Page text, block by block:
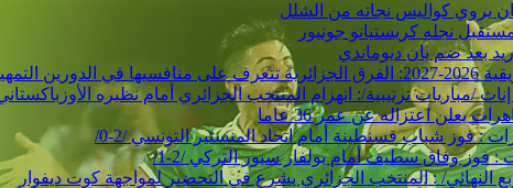
نجله كريستيانو جونيور
التمهيديين
يعلن اعتزاله عن عمر 36 عاما
: فوز شباب قسنطينة أمام اتحاد المنستير التونسي /2-0/
: فوز وفاق سطيف أمام بولفار سبور التركي /2-1/